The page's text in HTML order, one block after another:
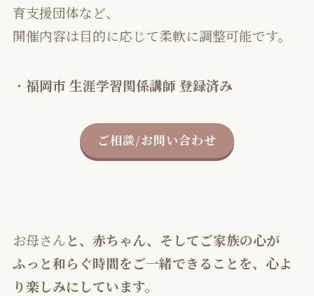
育支援団体など、
開催内容は目的に応じて柔軟に調整可能です。
・ 福岡市 生涯学習関係講師 登録済み
ご相談/お問い合わせ
お母さんと、赤ちゃん、そしてご家族の心が
ふっと和らぐ時間をご一緒できることを、心よ
り楽しみにしています。